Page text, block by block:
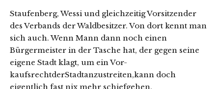
Staufenberg, Wessi und gleichzeitig Vorsitzender
des Verbands der Waldbesitzer. Von dort kennt man
sich auch. Wenn Mann dann noch einen
Bürgermeister in der Tasche hat, der gegen seine
eigene Stadt klagt, um ein Vor-
kaufsrechtderStadtanzustreiten,kann doch
eigentlich fast nix mehr schiefgehen.